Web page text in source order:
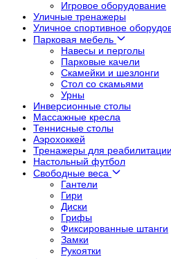
Игровое оборудование
Уличные тренажеры
Уличное спортивное
Парковая мебель
Навесы и перголы
Парковые качели
Скамейки и шезлонги
Стол со скамьями
Урны
Инверсионные столы
Массажные кресла
Теннисные столы
Аэрохоккей
Тренажеры для реабилитации
Настольный футбол
Свободные веса
Гантели
Гири
Диски
Грифы
Фиксированные штанги
Замки
Рукоятки